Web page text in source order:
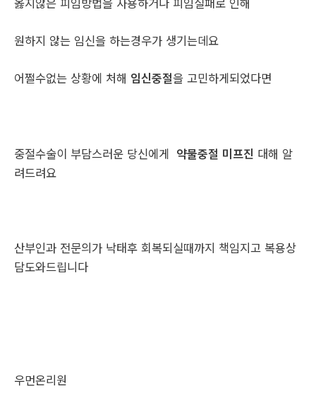
원하지 않는 임신을 하는경우가 생기는데요
어쩔수없는 상황에 처해 임신중절을 고민하게되었다면
중절수술이 부담스러운 당신에게 약물중절 미프진 대해 알
려드려요
산부인과 전문의가 낙태후 회복되실때까지 책임지고 복용상
담도와드립니다
우먼온리원